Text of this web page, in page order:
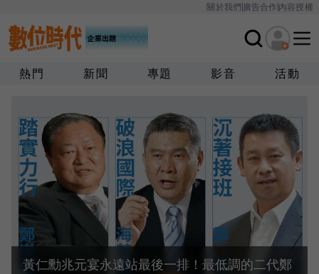
關於我們廣告合作內容授權
熱門 新聞 專題 影音 活動
黃仁勳兆元宴永遠站最後一排！最低調的二代鄭